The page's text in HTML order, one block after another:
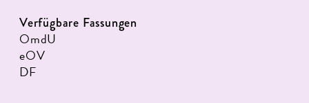
Verfügbare Fassungen
OmdU
eOV
DF